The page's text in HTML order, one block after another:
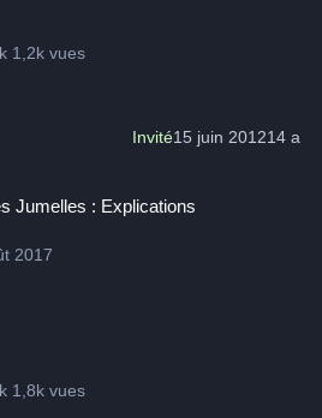
1,2k vues
Invité15 juin 201214 a
Jumelles : Explications
2017
1,8k vues